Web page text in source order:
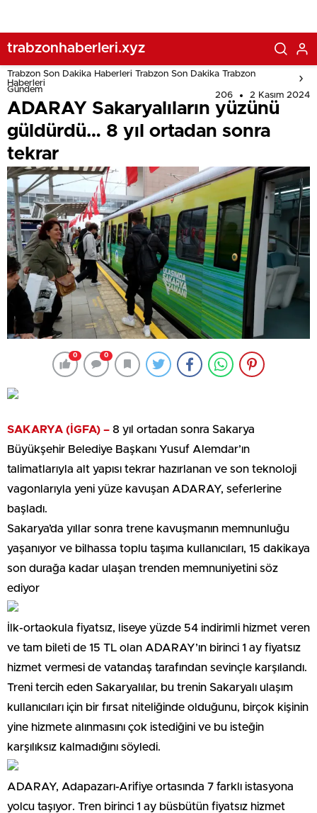
trabzonhaberleri.xyz
Trabzon Son Dakika Haberleri Trabzon Son Dakika Trabzon
Haberleri
Gündem
206 2 Kasım 2024
ADARAY Sakaryalıların yüzünü
güldürdü… 8 yıl ortadan sonra
tekrar
0 0
SAKARYA (İGFA) – 8 yıl ortadan sonra Sakarya
Büyükşehir Belediye Başkanı Yusuf Alemdar’ın
talimatlarıyla alt yapısı tekrar hazırlanan ve son teknoloji
vagonlarıyla yeni yüze kavuşan ADARAY, seferlerine
başladı.
Sakarya’da yıllar sonra trene kavuşmanın memnunluğu
yaşanıyor ve bilhassa toplu taşıma kullanıcıları, 15 dakikaya
son durağa kadar ulaşan trenden memnuniyetini söz
ediyor
İlk-ortaokula fiyatsız, liseye yüzde 54 indirimli hizmet veren
ve tam bileti de 15 TL olan ADARAY’ın birinci 1 ay fiyatsız
hizmet vermesi de vatandaş tarafından sevinçle karşılandı.
Treni tercih eden Sakaryalılar, bu trenin Sakaryalı ulaşım
kullanıcıları için bir fırsat niteliğinde olduğunu, birçok kişinin
yine hizmete alınmasını çok istediğini ve bu isteğin
karşılıksız kalmadığını söyledi.
ADARAY, Adapazarı-Arifiye ortasında 7 farklı istasyona
yolcu taşıyor. Tren birinci 1 ay büsbütün fiyatsız hizmet